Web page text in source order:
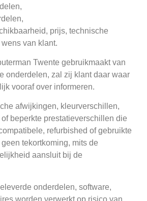
prijs, technische
van klant.
Twente gebruikmaakt van
onderdelen, zal zij klant daar waar
vooraf over informeren.
afwijkingen, kleurverschillen,
beperkte prestatieverschillen die
refurbished of gebruikte
tekortkoming, mits de
aansluit bij de
onderdelen, software,
worden verwerkt op risico van